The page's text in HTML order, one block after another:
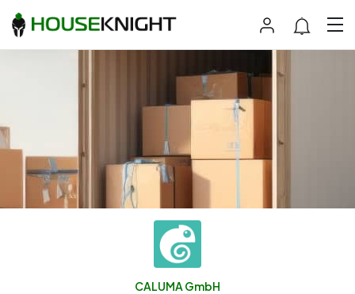
CALUMA GmbH